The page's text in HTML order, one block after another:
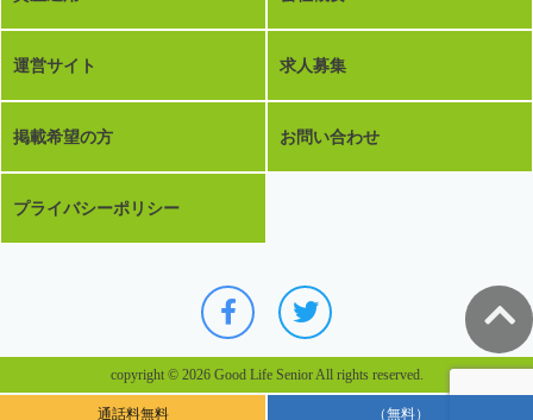
運営サイト 求人募集
掲載希望の方 お問い合わせ
プライバシーポリシー
copyright © 2026 Good Life Senior All rights reserved.
通話料無料 （無料）